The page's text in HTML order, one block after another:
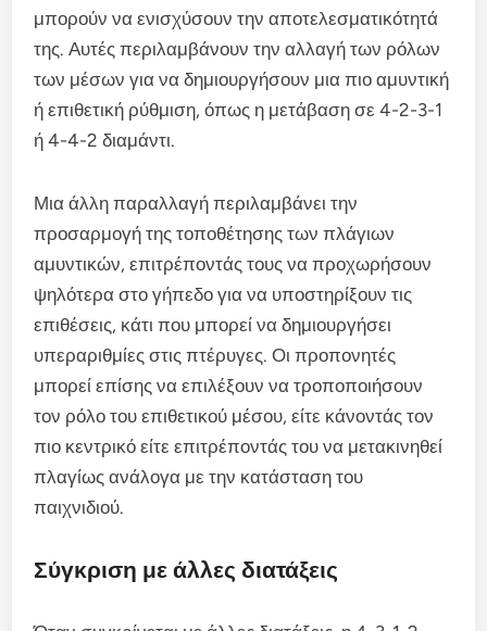
μπορούν να ενισχύσουν την αποτελεσματικότητά
της. Αυτές περιλαμβάνουν την αλλαγή των ρόλων
των μέσων για να δημιουργήσουν μια πιο αμυντική
ή επιθετική ρύθμιση, όπως η μετάβαση σε 4-2-3-1
ή 4-4-2 διαμάντι.
Μια άλλη παραλλαγή περιλαμβάνει την
προσαρμογή της τοποθέτησης των πλάγιων
αμυντικών, επιτρέποντάς τους να προχωρήσουν
ψηλότερα στο γήπεδο για να υποστηρίξουν τις
επιθέσεις, κάτι που μπορεί να δημιουργήσει
υπεραριθμίες στις πτέρυγες. Οι προπονητές
μπορεί επίσης να επιλέξουν να τροποποιήσουν
τον ρόλο του επιθετικού μέσου, είτε κάνοντάς τον
πιο κεντρικό είτε επιτρέποντάς του να μετακινηθεί
πλαγίως ανάλογα με την κατάσταση του
παιχνιδιού.
Σύγκριση με άλλες διατάξεις